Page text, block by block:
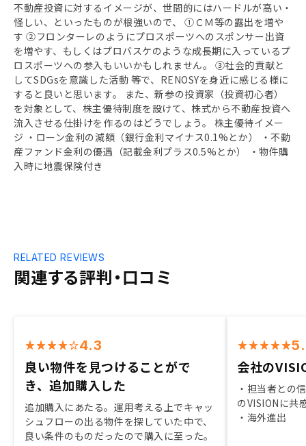
不動産投資に対するイメージが、世間的にはハードルが高い・
怪しい、といったものが根強いので、 ①ＣＭ等の露出を増や
す ②フロンターレのようにプロスポーツへのスポンサー出資
を増やす、もしくはプロバスケのような成長期に入っているプ
ロスポーツへの参入もいいかもしれません。 ③社会的貢献と
してSDGsを意識した活動 等で、RENOSYを身近に感じる様に
すると良いと思います。 また、新参の投資家（投資初心者）
を対象として、株主優待制度を設けて、株式から不動産投資へ
流入させる仕掛けを作るのはどうでしょう。 株主優待イメー
ジ ・ローン金利の減額（銀行金利マイナス0.1%とか） ・不動
産ファンド金利の優遇（記載金利プラス0.5%とか） ・物件購
入時に地震保険付き
関連する評判・口コミ
RELATED REVIEWS
4.3
良い物件を見つけることがで
き、追加購入した
追加購入にあたる。運用考える上でキャッ
シュフローの出る物件を探していた中で、
良い条件のものだったので購入に至った。
会社の
・担当者との
のVISIONに共
・海外進出